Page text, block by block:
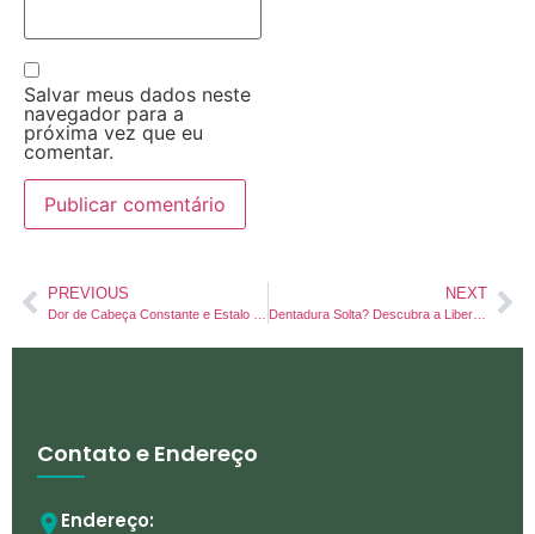
Salvar meus dados neste
navegador para a
próxima vez que eu
comentar.
PREVIOUS NEXT
Dentadura Solta? Descubra a Liberdade dos Dentes Fixos com Implantes em Jundiaí
Contato e Endereço
Endereço: